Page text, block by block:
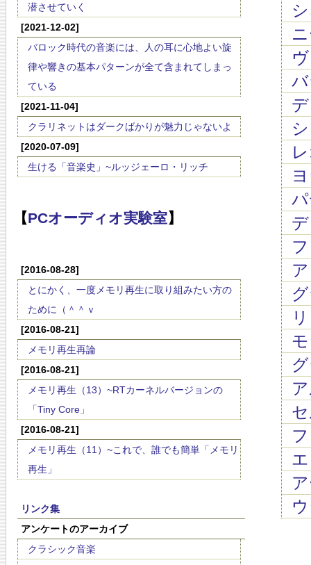
潜させていく
[2021-12-02]
バロック時代の音楽には、人の耳に心地よい旋
律や響きの基本パターンが全て含まれてしまっ
ている
[2021-11-04]
クラリネットはダークばかりが魅力じゃないよ
[2020-07-09]
生ける「音楽史」~ルッジェーロ・リッチ
【PCオーディオ実験室】
[2016-08-28]
とにかく、一度メモリ再生に取り組みたい方の
ために（＾＾ｖ
[2016-08-21]
メモリ再生再論
[2016-08-21]
メモリ再生（13）~RTカーネルバージョンの
「Tiny Core」
[2016-08-21]
メモリ再生（11）~これで、誰でも簡単「メモリ
再生」
リンク集
アンケートのアーカイブ
クラシック音楽